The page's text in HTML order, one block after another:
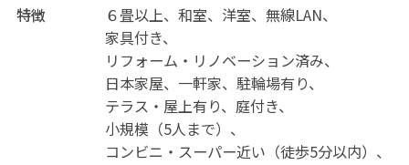
特徴
６畳以上 和室 洋室
無線LAN
家具付き
リフォーム・リノベーション済み
日本家屋
一軒家
駐輪場有り
テラス・屋上有り
庭付き
小規模（5人まで）
コンビニ・スーパー近い（徒歩5分以内）